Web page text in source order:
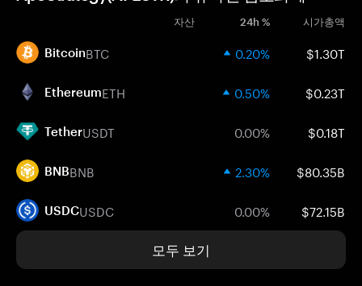
자산 24h % 시가총액
BitcoinBTC 0.20% $1.30T
EthereumETH 0.50% $0.23T
TetherUSDT 0.00% $0.18T
BNBBNB 2.30% $80.35B
USDCUSDC 0.00% $72.15B
모두 보기